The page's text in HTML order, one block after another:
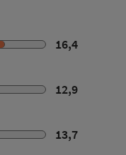
16,4
12,9
13,7